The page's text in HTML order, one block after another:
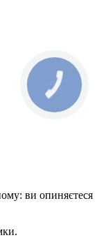
ви опиняєтеся
КНОПКА
ЗВ'ЯЗКУ